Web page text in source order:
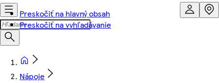
Preskočiť na hlavný obsah
Preskočiť na vyhľadávanie
Nápoje